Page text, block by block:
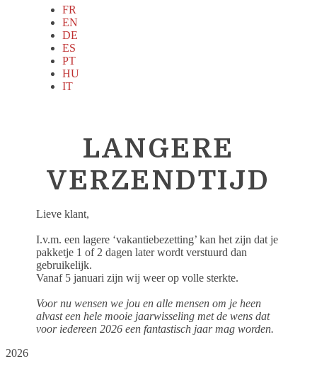
FR
EN
DE
ES
PT
HU
IT
LANGERE
VERZENDTIJD
Lieve klant,
I.v.m. een lagere ‘vakantiebezetting’ kan het zijn dat je
pakketje 1 of 2 dagen later wordt verstuurd dan
gebruikelijk.
Vanaf 5 januari zijn wij weer op volle sterkte.
Voor nu wensen we jou en alle mensen om je heen
alvast een hele mooie jaarwisseling met de wens dat
voor iedereen 2026 een fantastisch jaar mag worden.
2026